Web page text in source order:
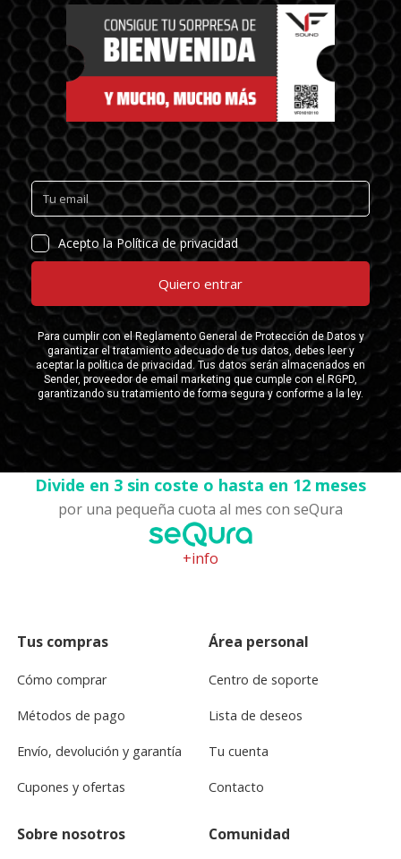
Divide en 3 sin coste o hasta en 12 meses
por una pequeña cuota al mes con seQura
+info
Tus compras
Cómo comprar
Métodos de pago
Envío, devolución y garantía
Cupones y ofertas
Área personal
Centro de soporte
Lista de deseos
Tu cuenta
Contacto
Sobre nosotros Comunidad